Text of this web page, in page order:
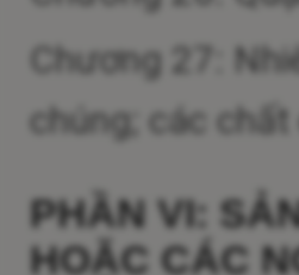
Chương 27:
chúng; các
PHẦN VI:
HOẶC CÁC